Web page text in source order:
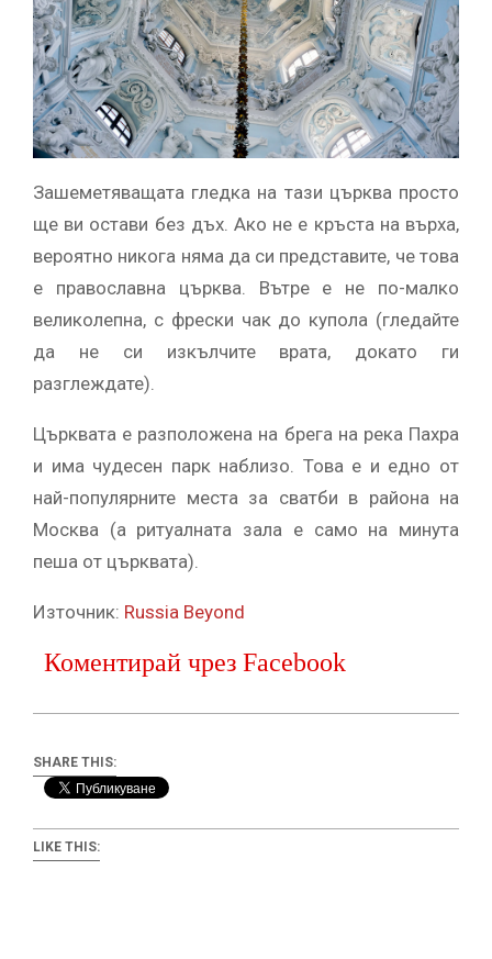
Зашеметяващата гледка на тази църква просто
ще ви остави без дъх. Ако не е кръста на върха,
вероятно никога няма да си представите, че това
е православна църква. Вътре е не по-малко
великолепна, с фрески чак до купола (гледайте
да не си изкълчите врата, докато ги
разглеждате).
Църквата е разположена на брега на река Пахра
и има чудесен парк наблизо. Това е и едно от
най-популярните места за сватби в района на
Москва (а ритуалната зала е само на минута
пеша от църквата).
Източник: Russia Beyond
Коментирай чрез Facebook
SHARE THIS:
LIKE THIS: